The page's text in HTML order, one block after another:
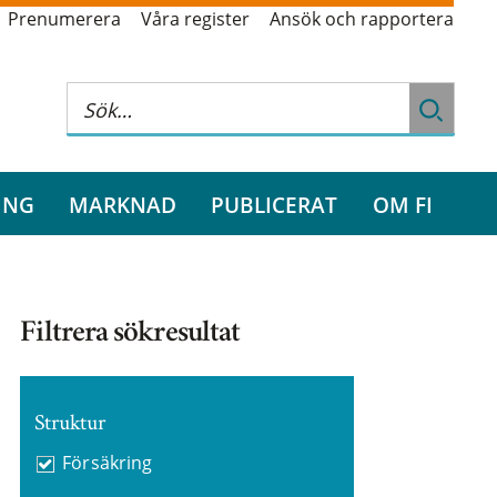
Prenumerera Våra register Ansök och rapportera
MARKNAD PUBLICERAT OM FI
Filtrera sökresultat
Struktur
Försäkring